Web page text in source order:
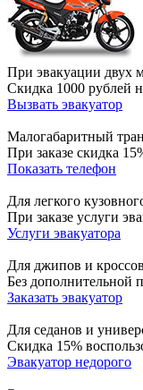
При эвакуации двух
Скидка 1000 рублей
Вызвать эвакуатор
Малогабаритный
При заказе скидка
Показать телефон
Для легкого
При заказе услуги
Услуги эвакуатора
Для джипов и
Без дополнительной
Заказать эвакуатор
Для седанов и
Скидка 15%
Эвакуатор недорого